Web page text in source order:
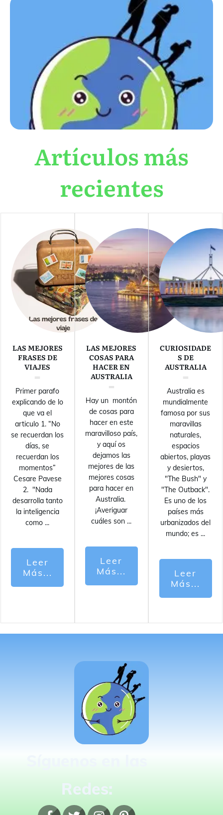
Artículos más
recientes
LAS MEJORES
FRASES DE
VIAJES
Primer parafo
explicando de lo
que va el
articulo 1. “No
se recuerdan los
días, se
recuerdan los
momentos”
Cesare Pavese
2. "Nada
desarrolla tanto
la inteligencia
como ...
Leer
Más...
LAS MEJORES
COSAS PARA
HACER EN
AUSTRALIA
Hay un montón
de cosas para
hacer en este
maravilloso país,
y aquí os
dejamos las
mejores de las
mejores cosas
para hacer en
Australia.
¡Averiguar
cuáles son ...
Leer
Más...
CURIOSIDADE
S DE
AUSTRALIA
Australia es
mundialmente
famosa por sus
maravillas
naturales,
espacios
abiertos, playas
y desiertos,
"The Bush" y
"The Outback".
Es uno de los
países más
urbanizados del
mundo; es ...
Leer
Más...
Redes: